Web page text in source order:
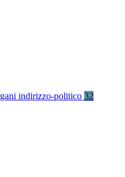
indirizzo-politico 32